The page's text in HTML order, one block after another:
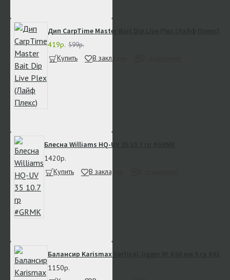
Дип CarpTime Master Bait Dip Live Plex (Лайф Плекс)
419р. 599р.
Купить В закладки
Блесна Williams HQ-UV 35 10.7 гр #GRMK
1420р.
Купить
В закладки
Балансир Karismax Vertical Jigger № 4 50 мм 9 гр #01
1150р.